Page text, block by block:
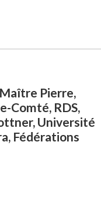
Pierre,
Comté, RDS,
Université
Fédérations